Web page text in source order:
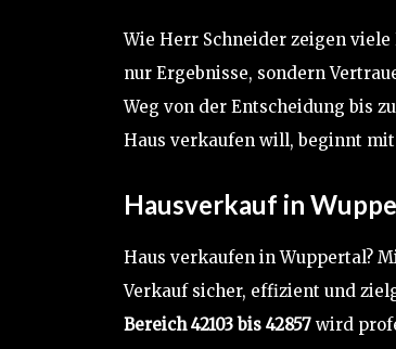
Wie Herr Schneider zeigen
nur Ergebnisse, sondern
Weg von der Entscheidung bis
Haus verkaufen will, beginnt
Hausverkauf in
Haus verkaufen in Wuppertal?
Verkauf sicher, effizient und
Bereich 42103 bis 42857 wird